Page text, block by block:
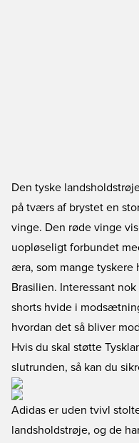
Den tyske
på tværs af brystet en
vinge. Den røde vinge
uopløseligt forbundet
æra, som mange tyskere
Brasilien. Interessant
shorts hvide i
hvordan det så bliver
Hvis du skal støtte
slutrunden, så kan du
Adidas er uden tvivl
landsholdstrøje, og de